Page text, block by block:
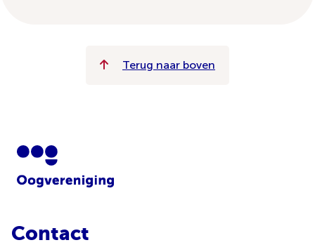
Terug naar boven
Contact